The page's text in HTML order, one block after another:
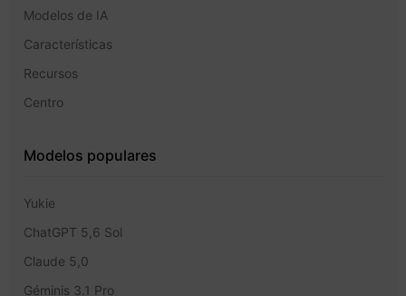
Modelos de IA
Características
Recursos
Centro
Modelos populares
Yukie
ChatGPT 5,6 Sol
Claude 5,0
Géminis 3.1 Pro